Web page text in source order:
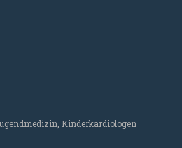
Kinderkardiologen